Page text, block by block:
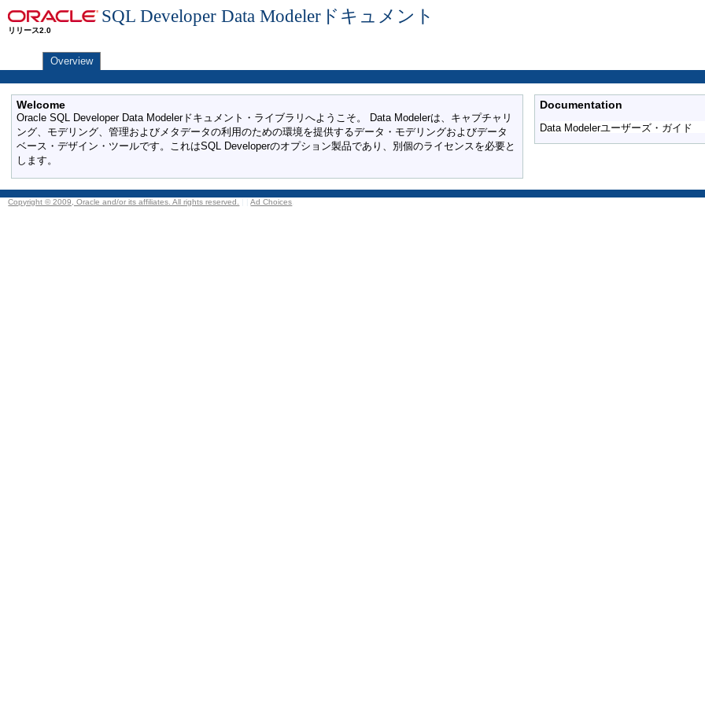
SQL Developer Data Modelerドキュメント
リリース2.0
Overview
Welcome
Oracle SQL Developer Data Modelerドキュメント・ライブラリへようこそ。 Data Modelerは、キャプチャリ
ング、モデリング、管理およびメタデータの利用のための環境を提供するデータ・モデリングおよびデータ
ベース・デザイン・ツールです。これはSQL Developerのオプション製品であり、別個のライセンスを必要と
します。
Documentation
Data Modelerユーザーズ・ガイド
Copyright © 2009, Oracle and/or its affiliates. All rights reserved. |Ad Choices